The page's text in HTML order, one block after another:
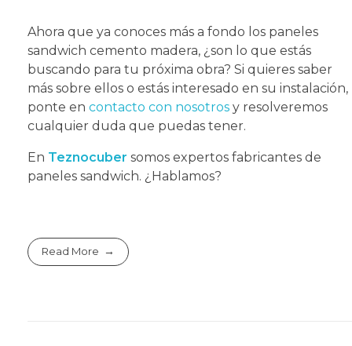
Ahora que ya conoces más a fondo los paneles
sandwich cemento madera, ¿son lo que estás
buscando para tu próxima obra? Si quieres saber
más sobre ellos o estás interesado en su instalación,
ponte en contacto con nosotros y resolveremos
cualquier duda que puedas tener.
En Teznocuber somos expertos fabricantes de
paneles sandwich. ¿Hablamos?
Read More